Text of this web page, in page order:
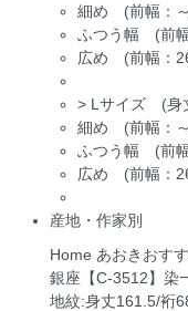
細め (前幅：
ふつう幅 (前
広め (前幅：
> Lサイズ (身
細め (前幅：
ふつう幅 (前
広め (前幅：
産地・作家別
Home あおきおす
銀座【C-3512】染
地紋:身丈161.5/裄